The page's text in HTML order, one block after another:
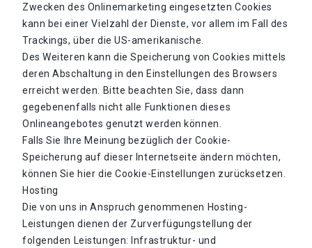
Zwecken des Onlinemarketing eingesetzten Cookies
kann bei einer Vielzahl der Dienste, vor allem im Fall des
Trackings, über die US-amerikanische.
Des Weiteren kann die Speicherung von Cookies mittels
deren Abschaltung in den Einstellungen des Browsers
erreicht werden. Bitte beachten Sie, dass dann
gegebenenfalls nicht alle Funktionen dieses
Onlineangebotes genutzt werden können.
Falls Sie Ihre Meinung bezüglich der Cookie-
Speicherung auf dieser Internetseite ändern möchten,
können Sie hier die Cookie-Einstellungen zurücksetzen.
Hosting
Die von uns in Anspruch genommenen Hosting-
Leistungen dienen der Zurverfügungstellung der
folgenden Leistungen: Infrastruktur- und